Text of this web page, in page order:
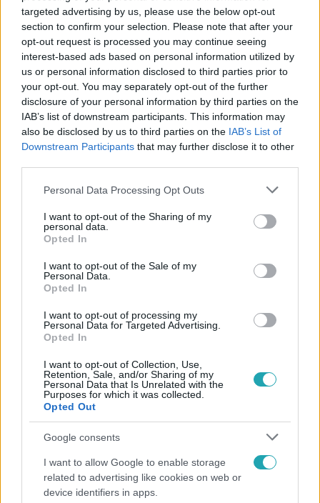
targeted advertising by us, please use the below opt-out
section to confirm your selection. Please note that after your
opt-out request is processed you may continue seeing
interest-based ads based on personal information utilized by
us or personal information disclosed to third parties prior to
your opt-out. You may separately opt-out of the further
disclosure of your personal information by third parties on the
IAB’s list of downstream participants. This information may
also be disclosed by us to third parties on the IAB’s List of
Downstream Participants that may further disclose it to other
Please note that this website/app uses one or more Google
not limited to your visit or usage behaviour. You may click to
grant or deny consent to Google and its third-party tags to
use your data for below specified purposes in below Google
consent section.
Personal Data Processing Opt Outs
I want to opt-out of the Sharing of my
personal data.
Opted In
I want to opt-out of the Sale of my
Personal Data.
Opted In
I want to opt-out of processing my
Personal Data for Targeted Advertising.
Opted In
I want to opt-out of Collection, Use,
Retention, Sale, and/or Sharing of my
Personal Data that Is Unrelated with the
Purposes for which it was collected.
Opted Out
Google consents
I want to allow Google to enable storage
related to advertising like cookies on web or
device identifiers in apps.
#KÜLFÖLD ÁLHÍR SZATÍRA
#EGYESÜLT ÁLLAMOK #RENDŐRSÉG #ILLINOIS
Népszerű
Az RTL Híradó riportja után renndőrök és
állatmentők hozták ki a magára hagyott kutyát